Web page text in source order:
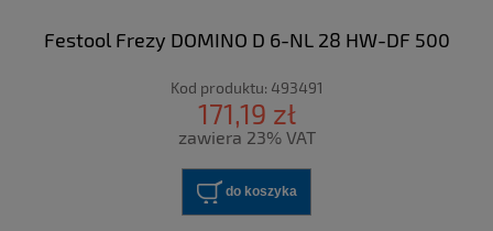
Festool Frezy DOMINO D 6-NL 28 HW-DF 500
Kod produktu: 493491
171,19 zł
zawiera 23% VAT
do koszyka